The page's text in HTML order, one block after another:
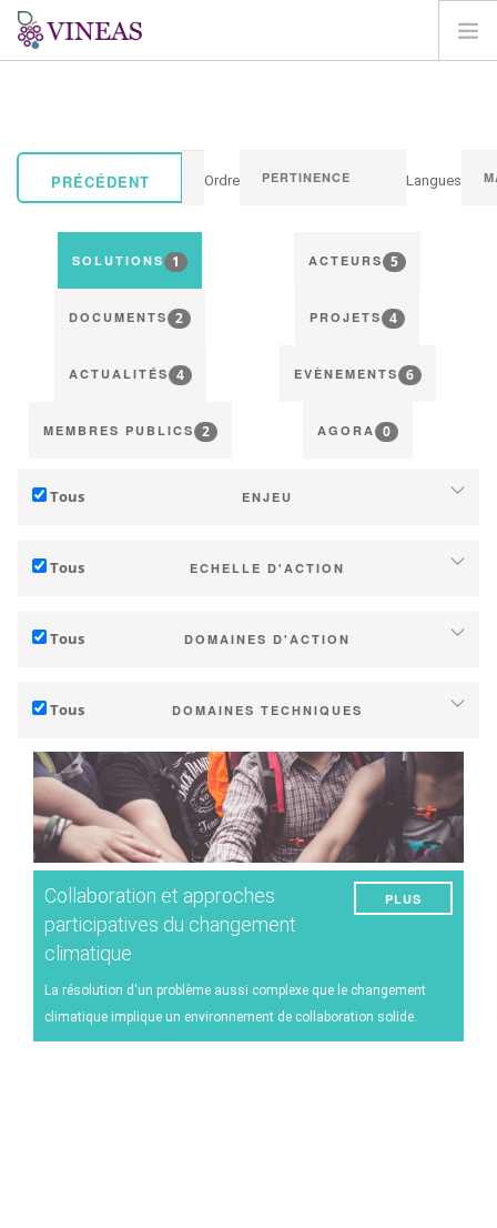
SOLUTIONS ET LEVIERS
CONNEXION
PRÉCÉDENT Ordre Langues
SOLUTIONS 1 ACTEURS 5
DOCUMENTS 2 PROJETS 4
ACTUALITÉS 4 EVÈNEMENTS 6
MEMBRES PUBLICS 2 AGORA 0
Tous ENJEU
Atténuation des émissions de GES
Tous ECHELLE D'ACTION
Coopératives, négoce ...
Etat / Pays
Consommateurs
Tous DOMAINES D'ACTION
Management - marketing (incrémental)
Stratégie d'entreprise (transformation)
Recherche - Innovation
Collaboration - Formation - Conseil
Planification - Politiques publiques
Services climatiques
Tous DOMAINES TECHNIQUES
Gestion du sol
Gestion de l'eau
Phénologie
Qualité du raisin/vin
Rendement
Expérimentations
Collaboration et approches
participatives du changement
climatique
La résolution d'un problème aussi complexe que le changement
climatique implique un environnement de collaboration solide.
PLUS